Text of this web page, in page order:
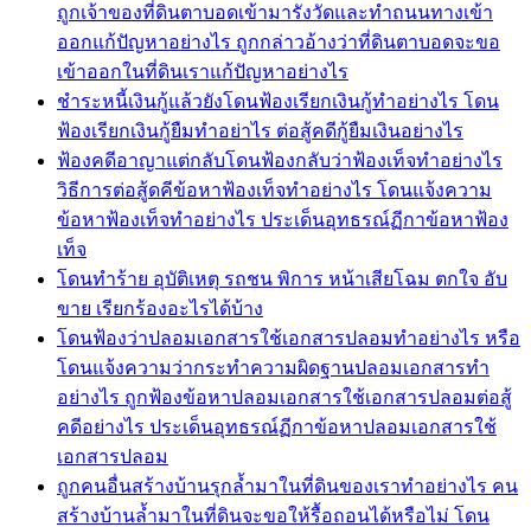
ถูกเจ้าของที่ดินตาบอดเข้ามารังวัดและทำถนนทางเข้า
ออกแก้ปัญหาอย่างไร ถูกกล่าวอ้างว่าที่ดินตาบอดจะขอ
เข้าออกในที่ดินเราแก้ปัญหาอย่างไร
ชำระหนี้เงินกู้แล้วยังโดนฟ้องเรียกเงินกู้ทำอย่างไร โดน
ฟ้องเรียกเงินกู้ยืมทำอย่าไร ต่อสู้คดีกู้ยืมเงินอย่างไร
ฟ้องคดีอาญาแต่กลับโดนฟ้องกลับว่าฟ้องเท็จทำอย่างไร
วิธีการต่อสู้ดคีข้อหาฟ้องเท็จทำอย่างไร โดนแจ้งความ
ข้อหาฟ้องเท็จทำอย่างไร ประเด็นอุทธรณ์ฏีกาข้อหาฟ้อง
เท็จ
โดนทำร้าย อุบัติเหตุ รถชน พิการ หน้าเสียโฉม ตกใจ อับ
ขาย เรียกร้องอะไรได้บ้าง
โดนฟ้องว่าปลอมเอกสารใช้เอกสารปลอมทำอย่างไร หรือ
โดนแจ้งความว่ากระทำความผิดฐานปลอมเอกสารทำ
อย่างไร ถูกฟ้องข้อหาปลอมเอกสารใช้เอกสารปลอมต่อสู้
คดีอย่างไร ประเด็นอุทธรณ์ฏีกาข้อหาปลอมเอกสารใช้
เอกสารปลอม
ถูกคนอื่นสร้างบ้านรุกล้ำมาในที่ดินของเราทำอย่างไร คน
สร้างบ้านล้ำมาในที่ดินจะขอให้รื้อถอนได้หรือไม่ โดน